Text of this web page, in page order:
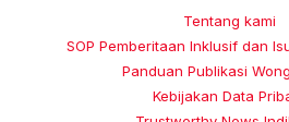
Tentang kami
SOP Pemberitaan Inklusif dan
Panduan Publikasi
Kebijakan Data